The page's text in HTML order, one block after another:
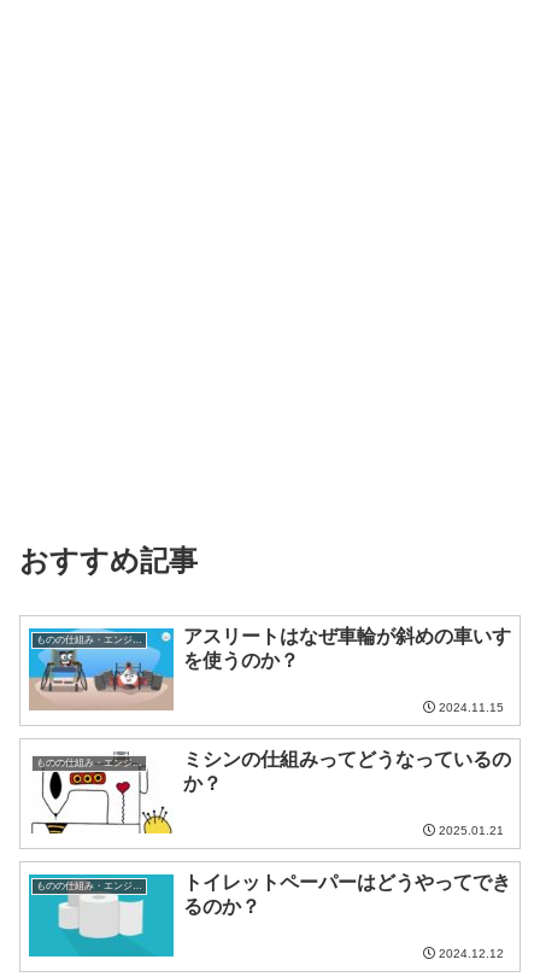
おすすめ記事
アスリートはなぜ車輪が斜めの車いす
を使うのか？
2024.11.15
ものの仕組み・エンジニア
ミシンの仕組みってどうなっているの
か？
2025.01.21
トイレットペーパーはどうやってでき
るのか？
2024.12.12